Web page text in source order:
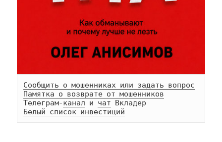
Сообщить о мошенниках или задать вопрос
Памятка о возврате от мошенников
Телеграм-канал и чат
Белый список инвестиций